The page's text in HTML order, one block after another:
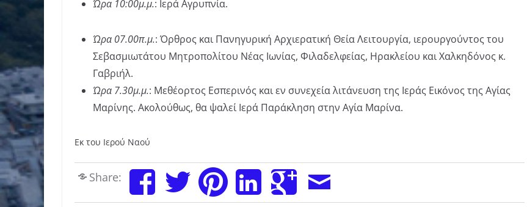
Ώρα 10:00μ.μ.: Ιερά Αγρυπνία.
Ώρα 07.00π.μ.: Όρθρος και Πανηγυρική Αρχιερατική Θεία Λειτουργία, ιερουργούντος του
Σεβασμιωτάτου Μητροπολίτου Νέας Ιωνίας, Φιλαδελφείας, Ηρακλείου και Χαλκηδόνος κ.
Γαβριήλ.
Ώρα 7.30μ.μ.: Μεθέορτος Εσπερινός και εν συνεχεία λιτάνευση της Ιεράς Εικόνος της Αγίας
Μαρίνης. Ακολούθως, θα ψαλεί Ιερά Παράκληση στην Αγία Μαρίνα.
Εκ του Ιερού Ναού
Share: